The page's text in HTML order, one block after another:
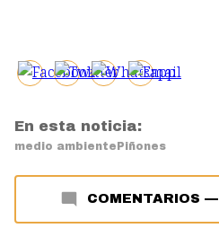
En esta noticia:
medio ambiente Piñones
COMENTARIOS —